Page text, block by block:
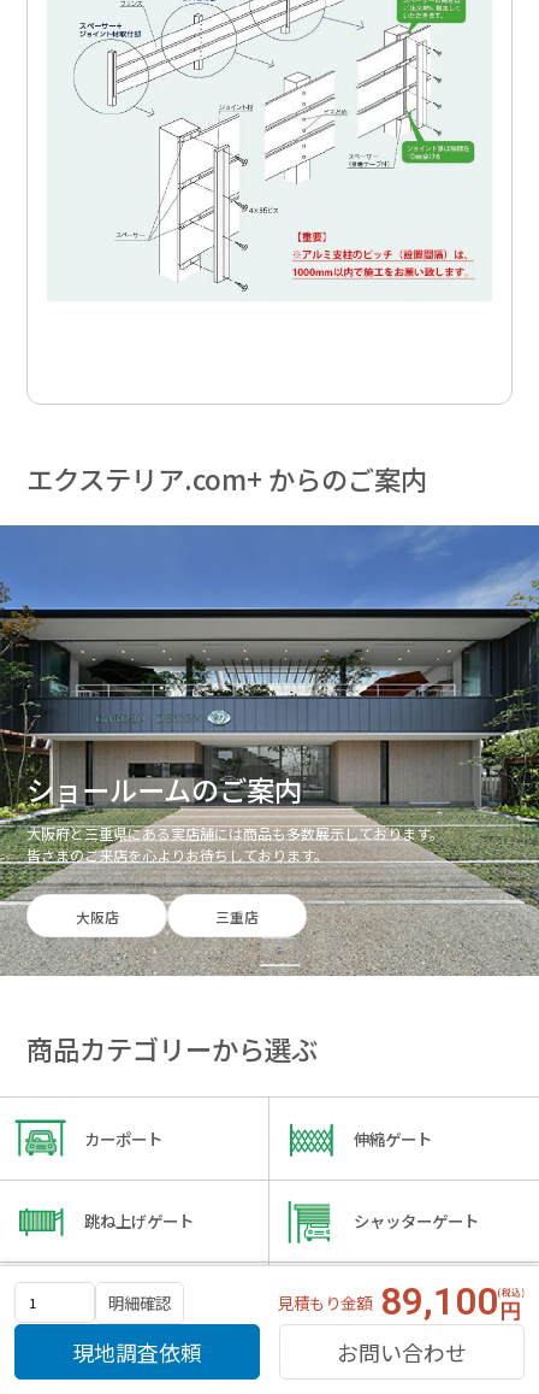
明細確認 見積もり金額 89,100
現地調査依頼 お問い合わせ
エクステリア.com+ からのご案内
ショールームのご案内
大阪府と三重県にある実店舗には商品も多数展示しております。
皆さまのご来店を心よりお待ちしております。
大阪店 三重店
商品カテゴリーから選ぶ
カーポート 伸縮ゲート
跳ね上げゲート シャッターゲート
ガレージ サイクルポート
物置・屋外倉庫 ウッドデッキ